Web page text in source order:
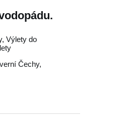
Výlety do
Čechy,